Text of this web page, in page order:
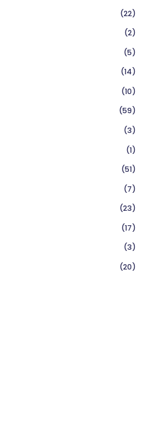
(22)
(2)
(5)
(14)
(10)
(59)
(3)
(1)
(51)
(7)
(23)
(17)
(3)
(20)